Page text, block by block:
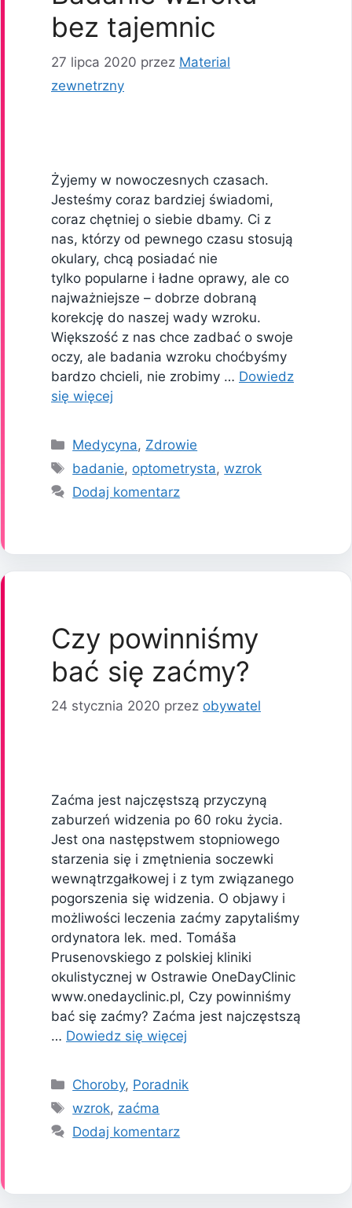
bez tajemnic
27 lipca 2020 przez Material
zewnetrzny
Żyjemy w nowoczesnych czasach.
Jesteśmy coraz bardziej świadomi,
coraz chętniej o siebie dbamy. Ci z
nas, którzy od pewnego czasu stosują
okulary, chcą posiadać nie
tylko popularne i ładne oprawy, ale co
najważniejsze – dobrze dobraną
korekcję do naszej wady wzroku.
Większość z nas chce zadbać o swoje
oczy, ale badania wzroku choćbyśmy
bardzo chcieli, nie zrobimy … Dowiedz
się więcej
Kategorie
Medycyna, Zdrowie
Tagi
badanie, optometrysta,wzrok
Dodaj komentarz
Czy powinniśmy
bać się zaćmy?
24 stycznia 2020 przez obywatel
Zaćma jest najczęstszą przyczyną
zaburzeń widzenia po 60 roku życia.
Jest ona następstwem stopniowego
starzenia się i zmętnienia soczewki
wewnątrzgałkowej i z tym związanego
pogorszenia się widzenia. O objawy i
możliwości leczenia zaćmy zapytaliśmy
ordynatora lek. med. Tomáša
Prusenovskiego z polskiej kliniki
okulistycznej w Ostrawie OneDayClinic
www.onedayclinic.pl, Czy powinniśmy
bać się zaćmy? Zaćma jest najczęstszą
… Dowiedz się więcej
Kategorie
Choroby, Poradnik
Tagi
wzrok, zaćma
Dodaj komentarz